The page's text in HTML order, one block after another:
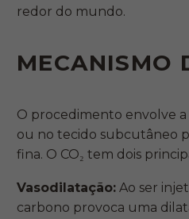
redor do mundo.
MECANISMO
O procedimento envolve a
ou no tecido subcutâneo
fina. O CO₂ tem dois
Vasodilatação: Ao ser
carbono provoca uma